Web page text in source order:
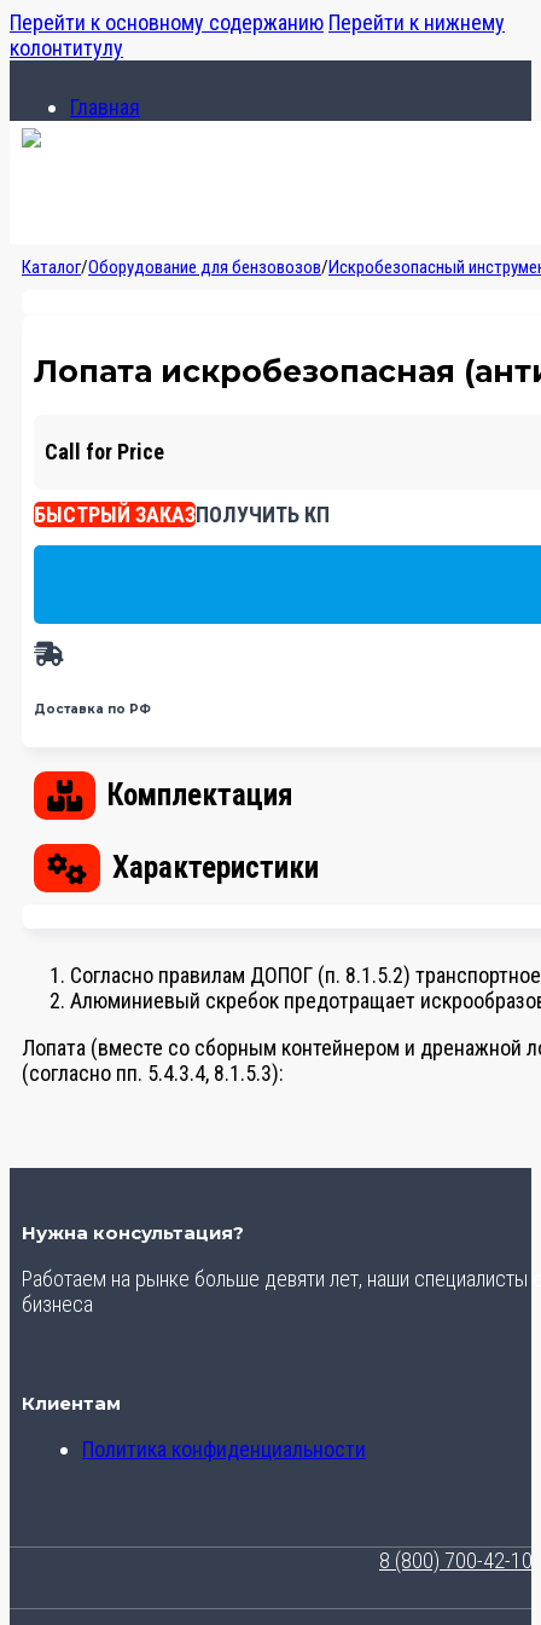
Перейти к основному содержанию Перейти к нижнему
колонтитулу
Главная
Каталог
Каталог/Оборудование для бензовозов/Искробезопасный
Лопата искробезопасная
Call for Price
БЫСТРЫЙ ЗАКАЗПОЛУЧИТЬ КП
Доставка по РФ
Комплектация
Характеристики
Согласно правилам ДОПОГ (п. 8.1.5.2)
Алюминиевый скребок предотращает
Лопата (вместе со сборным контейнером и дренажной
(согласно пп. 5.4.3.4, 8.1.5.3):
Нужна консультация?
Работаем на рынке больше девяти лет, наши
бизнеса
Клиентам
Политика конфиденциальности
8 (800) 700-42-10